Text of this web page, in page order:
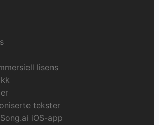
lisens
tekster
iOS-app